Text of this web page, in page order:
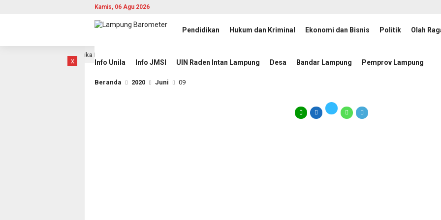
Kamis, 06 Agu 2026
Pendidikan Hukum dan Kriminal Ekonomi dan Bisnis Politik Olah
Info Unila Info JMSI UIN Raden Intan Lampung Desa Bandar Lampung Pemprov Lampung
x
Lampung Buka Babak Baru
Beranda 2020 Juni 09